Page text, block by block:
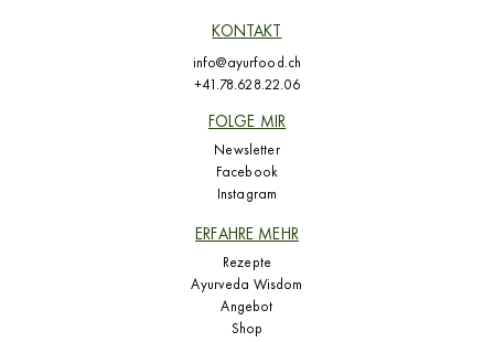
KONTAKT
info@ayurfood.ch
+41.78.628.22.06
FOLGE MIR
Newsletter
Facebook
Instagram
ERFAHRE MEHR
Rezepte
Ayurveda Wisdom
Angebot
Shop